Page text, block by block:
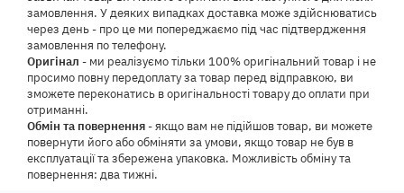
замовлення. У деяких випадках доставка може здійснюватись
через день - про це ми попереджаємо під час підтвердження
замовлення по телефону.
Оригінал - ми реалізуємо тільки 100% оригінальний товар і не
просимо повну передоплату за товар перед відправкою, ви
зможете переконатись в оригінальності товару до оплати при
отриманні.
Обмін та повернення - якщо вам не підійшов товар, ви можете
повернути його або обміняти за умови, якщо товар не був в
експлуатації та збережена упаковка. Можливість обміну та
повернення: два тижні.